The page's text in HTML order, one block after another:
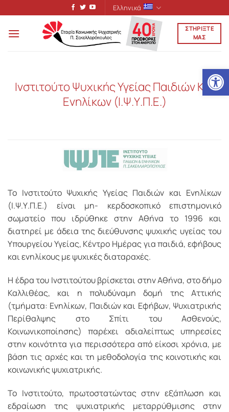
στο
περιεχόμενο
Ελληνικά
ΣΤΗΡΙΞΤΕ
ΜΑΣ
Iνστιτούτο Ψυχικής Υγείας Παιδιών Και
Ενηλίκων (Ι.Ψ.Υ.Π.Ε.)
Το Ινστιτούτο Ψυχικής Υγείας Παιδιών και Ενηλίκων
(Ι.Ψ.Υ.Π.Ε.) είναι μη- κερδοσκοπικό επιστημονικό
σωματείο που ιδρύθηκε στην Αθήνα το 1996 και
διατηρεί με άδεια της διεύθυνσης ψυχικής υγείας του
Υπουργείου Υγείας, Κέντρο Ημέρας για παιδιά, εφήβους
και ενηλίκους με ψυχικές διαταραχές.
Η έδρα του Ινστιτούτου βρίσκεται στην Αθήνα, στο δήμο
Καλλιθέας, και η πολυδύναμη δομή της Αττικής
(τμήματα: Ενηλίκων, Παιδιών και Εφήβων, Ψυχιατρικής
Περίθαλψης στο Σπίτι του Ασθενούς,
Κοινωνικοποίησης) παρέχει αδιαλείπτως υπηρεσίες
στην κοινότητα για περισσότερα από είκοσι χρόνια, με
βάση τις αρχές και τη μεθοδολογία της κοινοτικής και
κοινωνικής ψυχιατρικής.
Το Ινστιτούτο, πρωτοστατώντας στην εξάπλωση και
εδραίωση της ψυχιατρικής μεταρρύθμισης στην